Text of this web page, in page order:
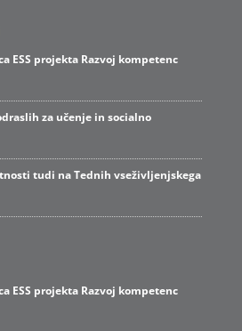
ESS projekta Razvoj kompetenc
za učenje in socialno
tudi na Tednih vseživljenjskega
ESS projekta Razvoj kompetenc